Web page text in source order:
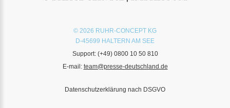
© 2026 RUHR-CONCEPT KG
D-45699 HALTERN AM SEE
Support: (+49) 0800 10 50 810
E-mail: team@presse-deutschland.de
Datenschutzerklärung nach DSGVO